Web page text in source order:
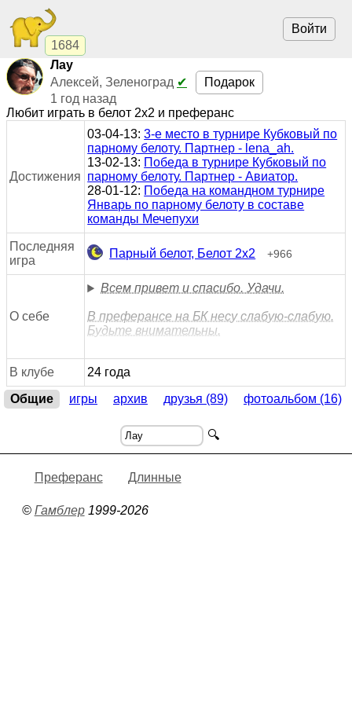
1684
Войти
Лау
Алексей, Зеленоград ✔
1 год назад
Подарок
Любит играть в белот 2x2 и преферанс
Достижения
03-04-13:3-е место в турнире Кубковый по
парному белоту. Партнер - lena_ah.
13-02-13: Победа в турнире Кубковый по
парному белоту. Партнер - Авиатор.
28-01-12: Победа на командном турнире
Январь по парному белоту в составе
команды Мечепухи
Последняя
игра
Парный белот, Белот 2x2 +966
О себе
Всем привет и спасибо. Удачи.
В преферансе на БК несу слабую-слабую.
Будьте внимательны.
В клубе
24 года
Общие
игры архив друзья (89) фотоальбом (16)
🔍
Преферанс Длинные
© Гамблер1999-2026